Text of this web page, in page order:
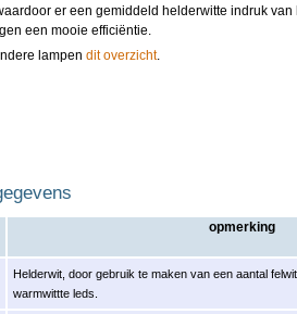
er een gemiddeld helderwitte indruk van
een mooie efficiëntie.
lampen dit overzicht.
opmerking
Helderwit, door gebruik te maken van een aantal
warmwittte leds.